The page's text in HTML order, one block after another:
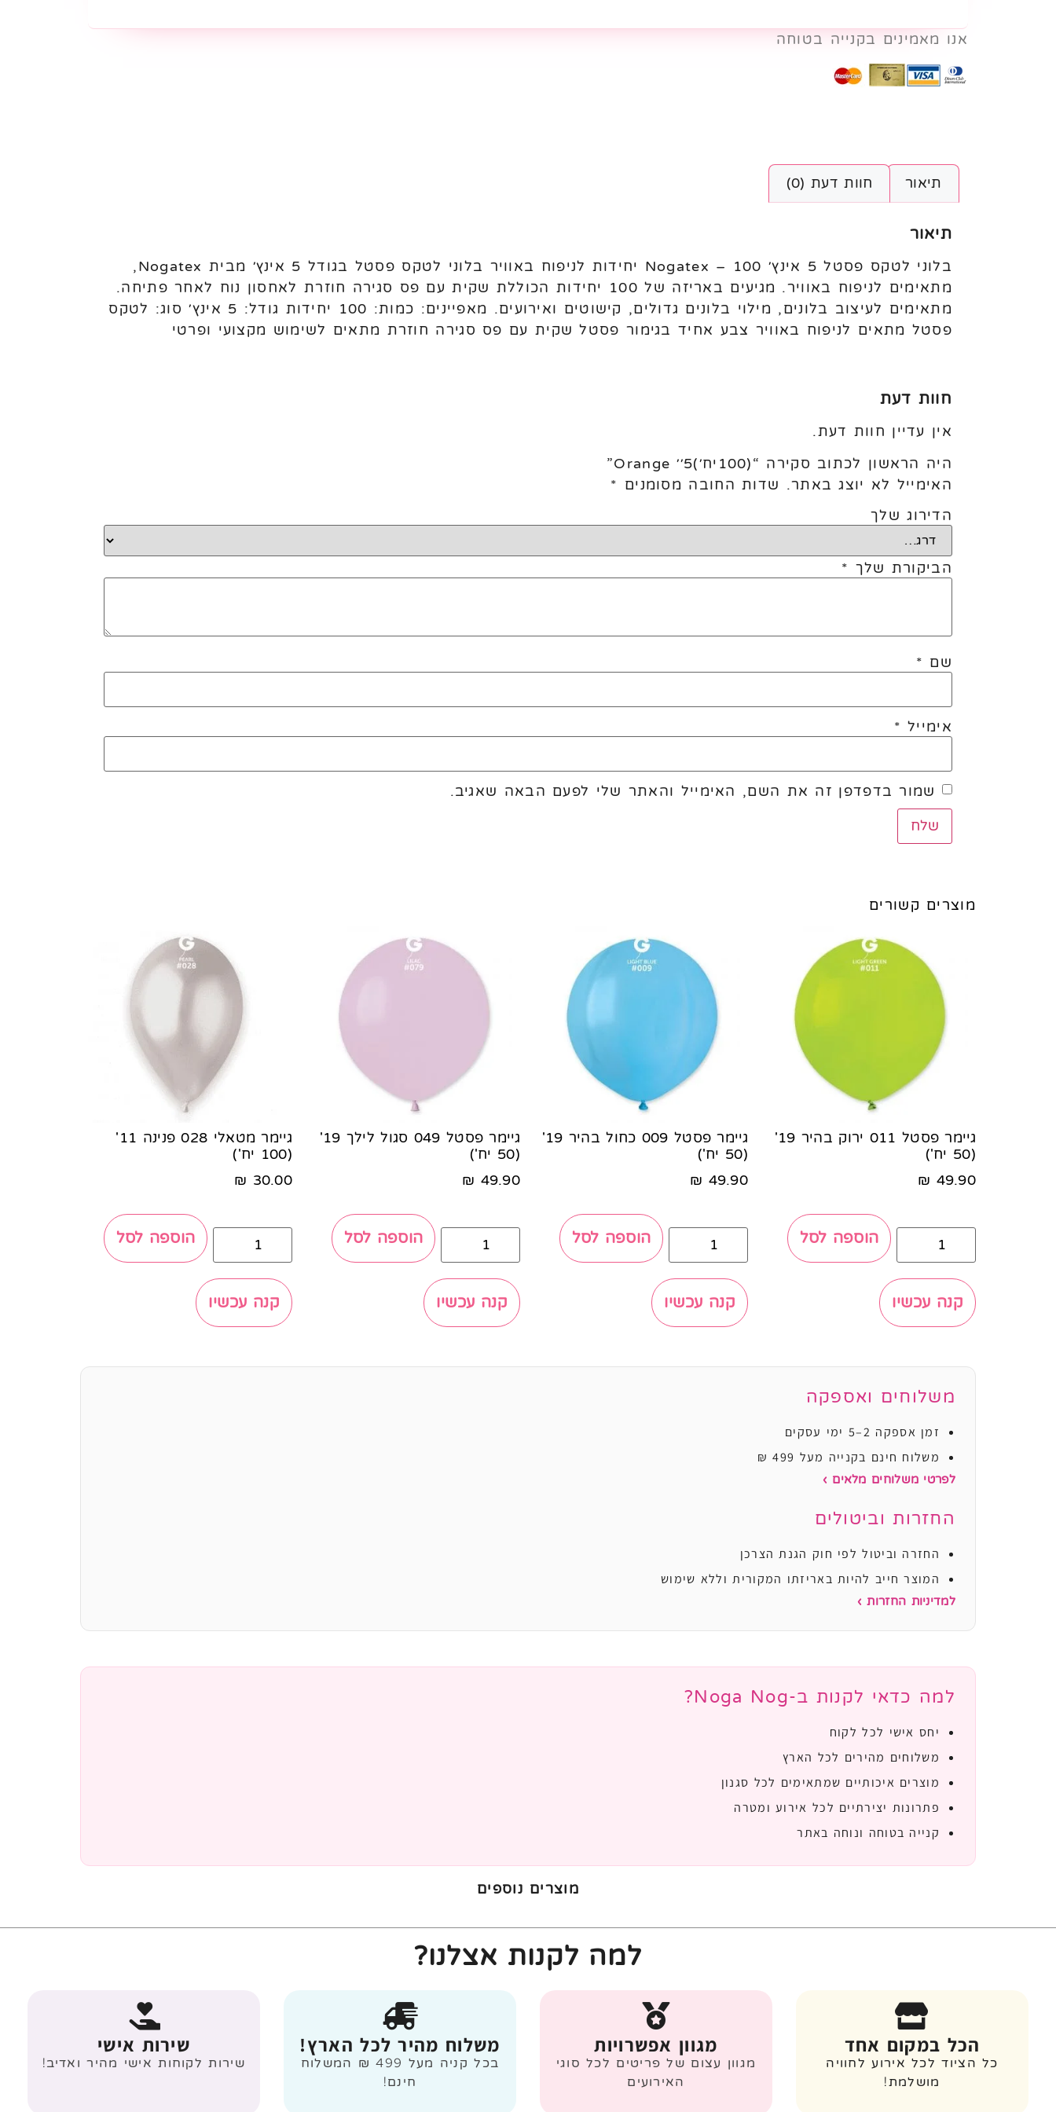
אנו מאמינים בקנייה בטוחה
תיאור חוות דעת (0)
תיאור
בלוני לטקס פסטל 5 אינץ׳ Nogatex – 100 יחידות לניפוח באוויר בלוני לטקס פסטל בגודל 5 אינץ׳ מבית Nogatex,
מתאימים לניפוח באוויר. מגיעים באריזה של 100 יחידות הכוללת שקית עם פס סגירה חוזרת לאחסון נוח לאחר פתיחה.
מתאימים לעיצוב בלונים, מילוי בלונים גדולים, קישוטים ואירועים. מאפיינים: כמות: 100 יחידות גודל: 5 אינץ׳ סוג: לטקס
פסטל מתאים לניפוח באוויר צבע אחיד בגימור פסטל שקית עם פס סגירה חוזרת מתאים לשימוש מקצועי ופרטי
חוות דעת
אין עדיין חוות דעת.
היה הראשון לכתוב סקירה “(100יח׳)5׳׳ Orange”
האימייל לא יוצג באתר. שדות החובה מסומנים *
הדירוג שלך
הביקורת שלך *
שם *
אימייל *
שמור בדפדפן זה את השם, האימייל והאתר שלי לפעם הבאה שאגיב.
מוצרים קשורים
גיימר פסטל 011 ירוק בהיר 19'
(50 יח')
49.90
₪
הוספה לסל
קנה עכשיו
גיימר פסטל 009 כחול בהיר 19'
(50 יח')
49.90
₪
הוספה לסל
קנה עכשיו
גיימר פסטל 049 סגול לילך 19'
(50 יח')
49.90
₪
הוספה לסל
קנה עכשיו
גיימר מטאלי 028 פנינה 11'
(100 יח')
30.00
₪
הוספה לסל
קנה עכשיו
משלוחים ואספקה
זמן אספקה 2–5 ימי עסקים
משלוח חינם בקנייה מעל 499 ₪
לפרטי משלוחים מלאים ›
החזרות וביטולים
החזרה וביטול לפי חוק הגנת הצרכן
המוצר חייב להיות באריזתו המקורית וללא שימוש
למדיניות החזרות ›
למה כדאי לקנות ב-Noga Nog?
יחס אישי לכל לקוח
משלוחים מהירים לכל הארץ
מוצרים איכותיים שמתאימים לכל סגנון
פתרונות יצירתיים לכל אירוע ומטרה
קנייה בטוחה ונוחה באתר
מוצרים נוספים
למה לקנות אצלנו?
הכל במקום אחד
כל הציוד לכל אירוע לחוויה
מושלמת!
מגוון אפשרויות
מגוון עצום של פריטים לכל סוגי
האירועים
משלוח מהיר לכל הארץ!
בכל קניה מעל 499 ₪ המשלוח
חינם!
שירות אישי
שירות לקוחות אישי מהיר ואדיב!